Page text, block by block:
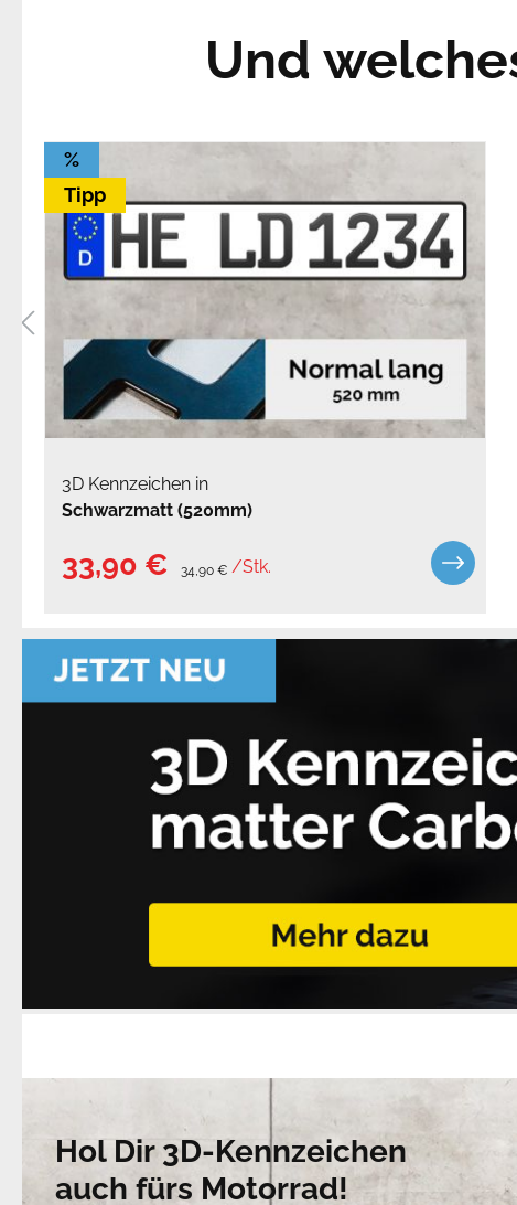
Und
%
Tipp
3D Kennzeichen in
Schwarzmatt (520mm)
33,90 € 34,90 € /Stk.
Hol Dir 3D-Kennzeichen
auch fürs Motorrad!